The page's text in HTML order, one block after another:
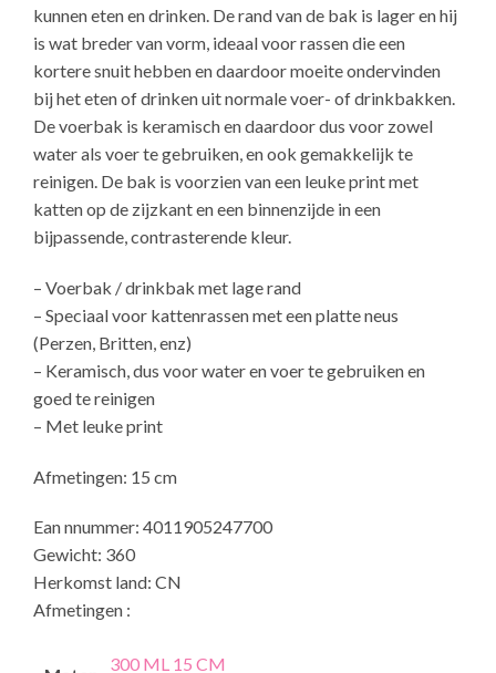
kunnen eten en drinken. De rand van de bak is lager en hij
is wat breder van vorm, ideaal voor rassen die een
kortere snuit hebben en daardoor moeite ondervinden
bij het eten of drinken uit normale voer- of drinkbakken.
De voerbak is keramisch en daardoor dus voor zowel
water als voer te gebruiken, en ook gemakkelijk te
reinigen. De bak is voorzien van een leuke print met
katten op de zijzkant en een binnenzijde in een
bijpassende, contrasterende kleur.
– Voerbak / drinkbak met lage rand
– Speciaal voor kattenrassen met een platte neus
(Perzen, Britten, enz)
– Keramisch, dus voor water en voer te gebruiken en
goed te reinigen
– Met leuke print
Afmetingen: 15 cm
Ean nnummer: 4011905247700
Gewicht: 360
Herkomst land: CN
Afmetingen :
300 ML 15 CM